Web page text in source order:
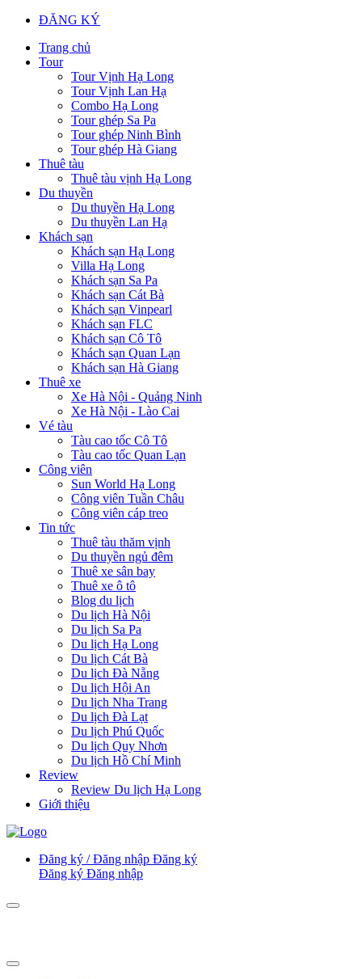
ĐĂNG KÝ
Trang chủ
Tour
Tour Vịnh Hạ Long
Tour Vịnh Lan Hạ
Combo Hạ Long
Tour ghép Sa Pa
Tour ghép Ninh Bình
Tour ghép Hà Giang
Thuê tàu
Thuê tàu vịnh Hạ Long
Du thuyền
Du thuyền Hạ Long
Du thuyền Lan Hạ
Khách sạn
Khách sạn Hạ Long
Villa Hạ Long
Khách sạn Sa Pa
Khách sạn Cát Bà
Khách sạn Vinpearl
Khách sạn FLC
Khách sạn Cô Tô
Khách sạn Quan Lạn
Khách sạn Hà Giang
Thuê xe
Xe Hà Nội - Quảng Ninh
Xe Hà Nội - Lào Cai
Vé tàu
Tàu cao tốc Cô Tô
Tàu cao tốc Quan Lạn
Công viên
Sun World Hạ Long
Công viên Tuần Châu
Công viên cáp treo
Tin tức
Thuê tàu thăm vịnh
Du thuyền ngủ đêm
Thuê xe sân bay
Thuê xe ô tô
Blog du lịch
Du lịch Hà Nội
Du lịch Sa Pa
Du lịch Hạ Long
Du lịch Cát Bà
Du lịch Đà Nẵng
Du lịch Hội An
Du lịch Nha Trang
Du lịch Đà Lạt
Du lịch Phú Quốc
Du lịch Quy Nhơn
Du lịch Hồ Chí Minh
Review
Review Du lịch Hạ Long
Giới thiệu
Đăng ký / Đăng nhập Đăng ký
Đăng ký Đăng nhập